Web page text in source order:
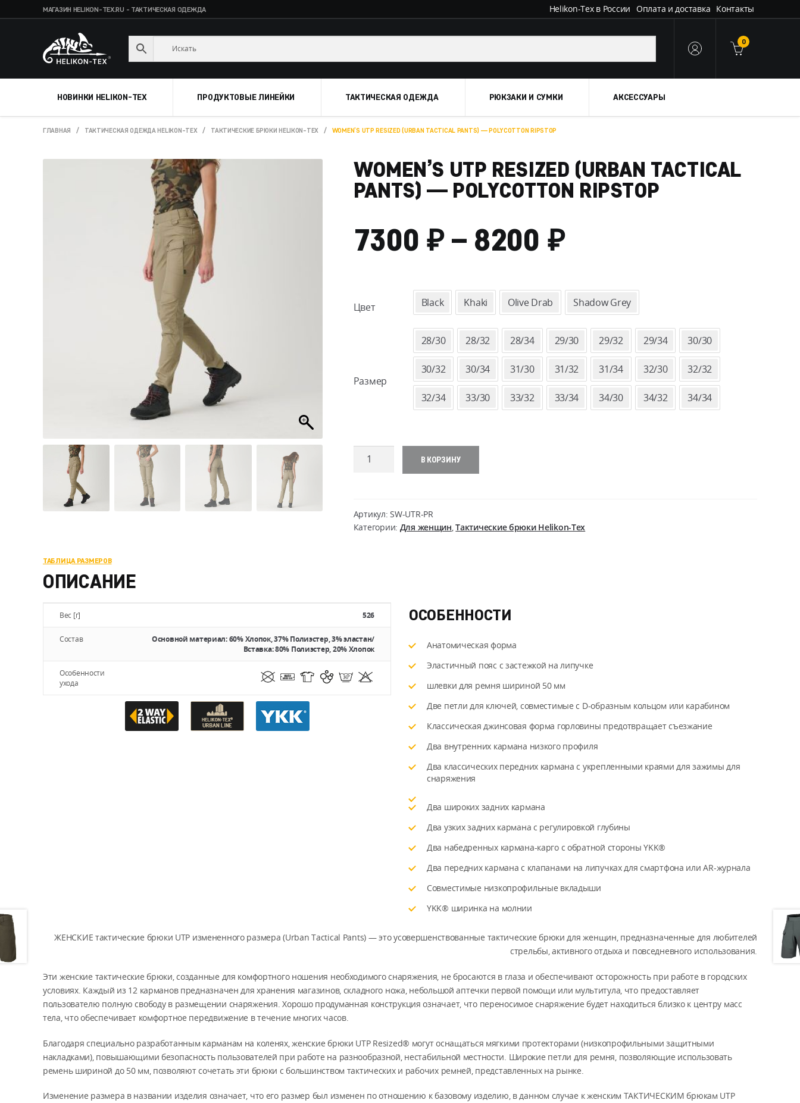
МАГАЗИН HELIKON-TEX.RU - ТАКТИЧЕСКАЯ ОДЕЖДА Helikon-Tex в России Оплата и доставка Контакты
Skip
Skip
0
НОВИНКИ HELIKON-TEX ПРОДУКТОВЫЕ ЛИНЕЙКИ ТАКТИЧЕСКАЯ ОДЕЖДА РЮКЗАКИ И СУМКИ АКСЕССУАРЫ
ГЛАВНАЯ / ТАКТИЧЕСКАЯ ОДЕЖДА HELIKON-TEX / ТАКТИЧЕСКИЕ БРЮКИ HELIKON-TEX / WOMEN’S UTP RESIZED (URBAN TACTICAL PANTS) — POLYCOTTON RIPSTOP
WOMEN’S UTP RESIZED (URBAN TACTICAL
PANTS) — POLYCOTTON RIPSTOP
7300₽ – 8200 ₽ДИАПАЗОН
7300 ₽
–
8200 ₽
Цвет Black Khaki Olive Drab Shadow Grey
Размер
28/30 28/32 28/34 29/30 29/32 29/34 30/30
30/32 30/34 31/30 31/32 31/34 32/30 32/32
32/34 33/30 33/32 33/34 34/30 34/32 34/34
Количество
Resized
(Urban
В КОРЗИНУ
Артикул:SW-UTR-PR
Категории: Для женщин,Тактические брюки Helikon-Tex
ТАБЛИЦА РАЗМЕРОВ
ОПИСАНИЕ
Вес [г] 526
Состав
Основной материал: 60% Хлопок, 37% Полиэстер, 3% эластан/
Вставка: 80% Полиэстер, 20% Хлопок
Особенности
ухода
ОСОБЕННОСТИ
Анатомическая форма
Эластичный пояс с застежкой на липучке
шлевки для ремня шириной 50 мм
Две петли для ключей, совместимые с D-образным кольцом или карабином
Классическая джинсовая форма горловины предотвращает съезжание
Два внутренних кармана низкого профиля
Два классических передних кармана с укрепленными краями для зажимы для
снаряжения
Два широких задних кармана
Два узких задних кармана с регулировкой глубины
Два набедренных кармана-карго с обратной стороны YKK®
Два передних кармана с клапанами на липучках для смартфона или AR-журнала
Совместимые низкопрофильные вкладыши
YKK® ширинка на молнии
ЖЕНСКИЕ тактические брюки UTP измененного размера (Urban Tactical Pants) — это усовершенствованные тактические брюки для женщин, предназначенные для любителей
стрельбы, активного отдыха и повседневного использования.
Эти женские тактические брюки, созданные для комфортного ношения необходимого снаряжения, не бросаются в глаза и обеспечивают осторожность при работе в городских
условиях. Каждый из 12 карманов предназначен для хранения магазинов, складного ножа, небольшой аптечки первой помощи или мультитула, что предоставляет
пользователю полную свободу в размещении снаряжения. Хорошо продуманная конструкция означает, что переносимое снаряжение будет находиться близко к центру масс
тела, что обеспечивает комфортное передвижение в течение многих часов.
Благодаря специально разработанным карманам на коленях, женские брюки UTP Resized® могут оснащаться мягкими протекторами (низкопрофильными защитными
накладками), повышающими безопасность пользователей при работе на разнообразной, нестабильной местности. Широкие петли для ремня, позволяющие использовать
ремень шириной до 50 мм, позволяют сочетать эти брюки с большинством тактических и рабочих ремней, представленных на рынке.
Изменение размера в названии изделия означает, что его размер был изменен по отношению к базовому изделию, в данном случае к женским ТАКТИЧЕСКИМ брюкам UTP